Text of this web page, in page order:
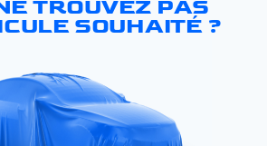
TROUVEZ PAS
SOUHAITÉ ?